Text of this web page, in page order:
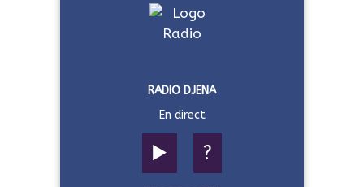
RADIO DJENA
En direct
▶️ ?